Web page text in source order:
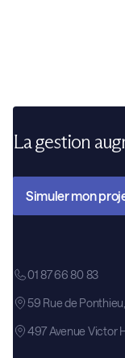
La gestion
Simuler mon
01 87 66 80 83
59 Rue de
497 Avenue Victor